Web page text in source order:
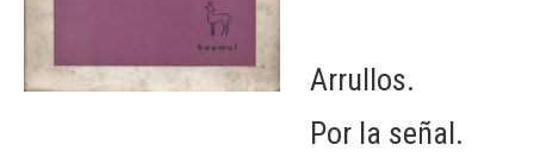
Arrullos.
Por la señal.